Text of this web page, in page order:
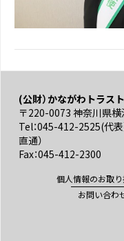
(公財）かながわトラス
〒220-0073 神奈川県
Tel：045-412-2525(代
直通）
Fax：045-412-2300
個人情報のお取
お問い合わ